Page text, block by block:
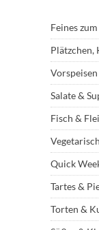
Feines
Plätzchen,
Vorspeisen
Salate &
Fisch &
Vegetarisch
Quick
Tartes &
Torten &